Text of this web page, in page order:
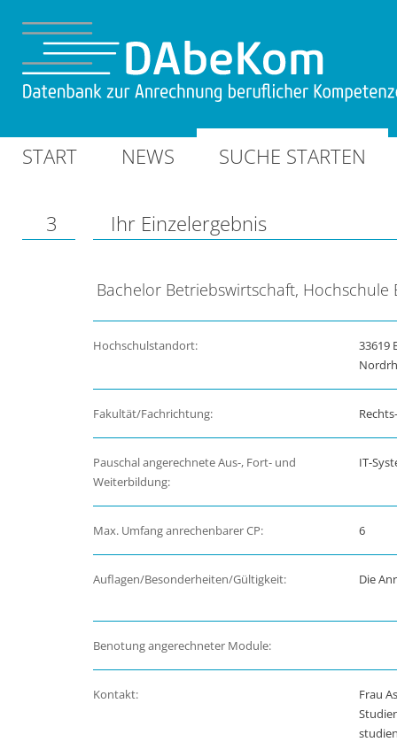
START NEWS SUCHE STARTEN
3 Ihr Einzelergebnis
Bachelor Betriebswirtschaft, Hochschule
Hochschulstandort:
33619
Fakultät/Fachrichtung:
Pauschal angerechnete Aus-, Fort- und
Weiterbildung:
IT-
Max. Umfang anrechenbarer CP: 6
Auflagen/Besonderheiten/Gültigkeit: Die
Benotung angerechneter Module:
Kontakt:
Frau